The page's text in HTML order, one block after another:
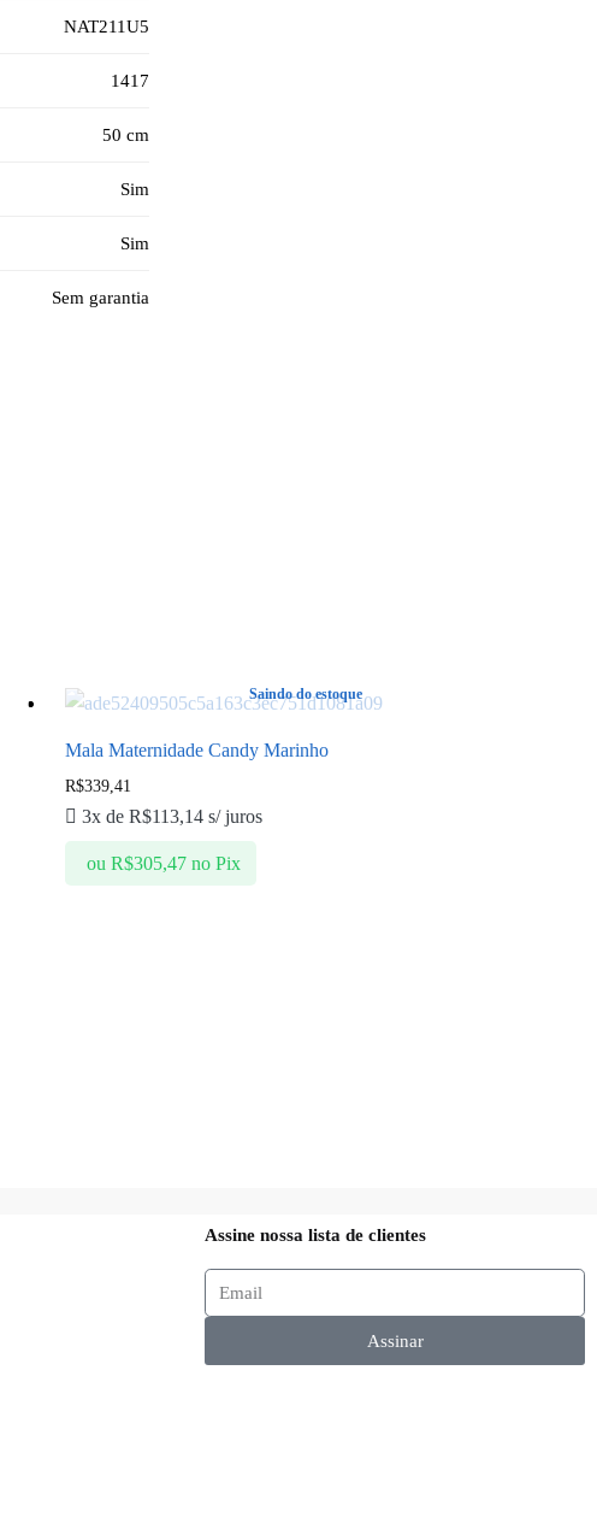
NAT211U5
1417
50 cm
Sim
Sim
Sem garantia
Saindo do estoque
Mala Maternidade Candy Marinho
R$339,41
ou R$305,47 no Pix
3x deR$113,14 s/ juros
Assine nossa lista de clientes
Assinar